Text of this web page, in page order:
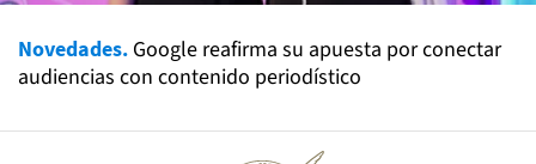
Novedades. Google reafirma su apuesta por conectar
audiencias con contenido periodístico